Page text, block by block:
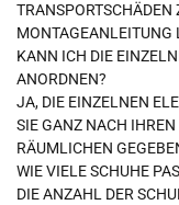
TRANSPORTSCHÄDEN
MONTAGEANLEITUNG
KANN ICH DIE
ANORDNEN?
JA, DIE EINZELNEN
SIE GANZ NACH
RÄUMLICHEN
WIE VIELE SCHUHE
DIE ANZAHL DER